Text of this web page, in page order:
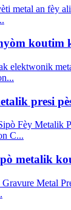
koutim
presi
metalik